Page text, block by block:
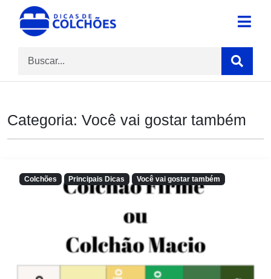
content
Dicas de Colchões
Site para Dicas de Colchões e reviews
Categoria: Você vai gostar também
Colchões Principais Dicas Você vai gostar também